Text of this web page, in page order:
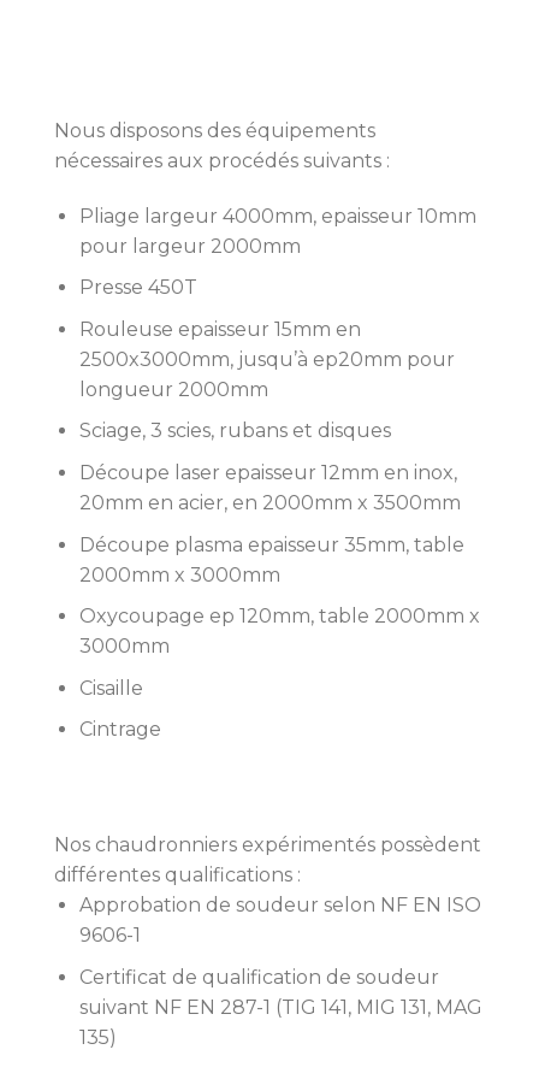
Nous disposons des équipements
nécessaires aux procédés suivants :
Pliage largeur 4000mm, epaisseur 10mm
pour largeur 2000mm
Presse 450T
Rouleuse epaisseur 15mm en
2500x3000mm, jusqu’à ep20mm pour
longueur 2000mm
Sciage, 3 scies, rubans et disques
Découpe laser epaisseur 12mm en inox,
20mm en acier, en 2000mm x 3500mm
Découpe plasma epaisseur 35mm, table
2000mm x 3000mm
Oxycoupage ep 120mm, table 2000mm x
3000mm
Cisaille
Cintrage
Nos chaudronniers expérimentés possèdent
différentes qualifications :
Approbation de soudeur selon NF EN ISO
9606-1
Certificat de qualification de soudeur
suivant NF EN 287-1 (TIG 141, MIG 131, MAG
135)